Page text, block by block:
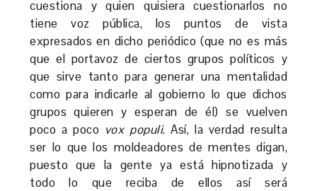
cuestiona y quien quisiera cuestionarlos no
tiene voz pública, los puntos de vista
expresados en dicho periódico (que no es más
que el portavoz de ciertos grupos políticos y
que sirve tanto para generar una mentalidad
como para indicarle al gobierno lo que dichos
grupos quieren y esperan de él) se vuelven
poco a poco vox populi. Así, la verdad resulta
ser lo que los moldeadores de mentes digan,
puesto que la gente ya está hipnotizada y
todo lo que reciba de ellos así será